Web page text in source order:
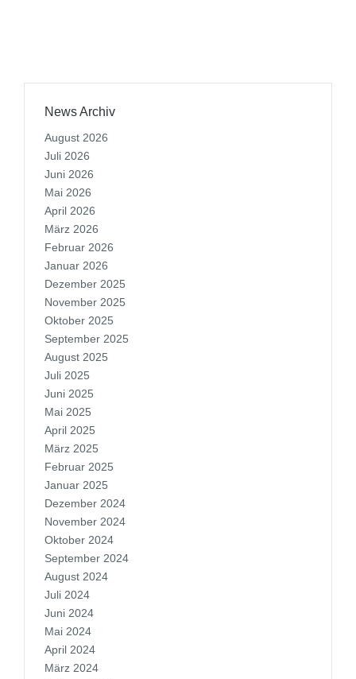
News Archiv
August 2026
Juli 2026
Juni 2026
Mai 2026
April 2026
März 2026
Februar 2026
Januar 2026
Dezember 2025
November 2025
Oktober 2025
September 2025
August 2025
Juli 2025
Juni 2025
Mai 2025
April 2025
März 2025
Februar 2025
Januar 2025
Dezember 2024
November 2024
Oktober 2024
September 2024
August 2024
Juli 2024
Juni 2024
Mai 2024
April 2024
März 2024